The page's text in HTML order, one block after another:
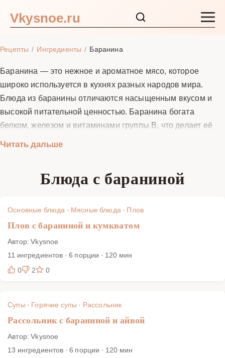
Vkysnoe.ru
Основные блюда
Супы
Ингредиенты
Блог
Рецепты Ингредиенты Баранина
Баранина — это нежное и ароматное мясо, которое
широко используется в кухнях разных народов мира.
Блюда из баранины отличаются насыщенным вкусом и
высокой питательной ценностью. Баранина богата
белком, железом и витаминами группы B, что делает её
разделе вы найдёте разнообразные рецепты с бараниной:
запеканок. Мы собрали для вас лучшие рецепты, которые
баранины в домашних условиях.
Читать дальше
Блюда с бараниной
Основные блюда · Мясные блюда· Плов
Плов с бараниной и кумкватом
Автор: Vkysnoe
11 ингредиентов · 6 порции · 120 мин
0
2 0
Супы · Горячие супы · Рассольник
Рассольник с бараниной и айвой
Автор: Vkysnoe
13 ингредиентов · 6 порции · 120 мин